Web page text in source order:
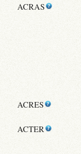
ACRAS
ACRES
ACTER